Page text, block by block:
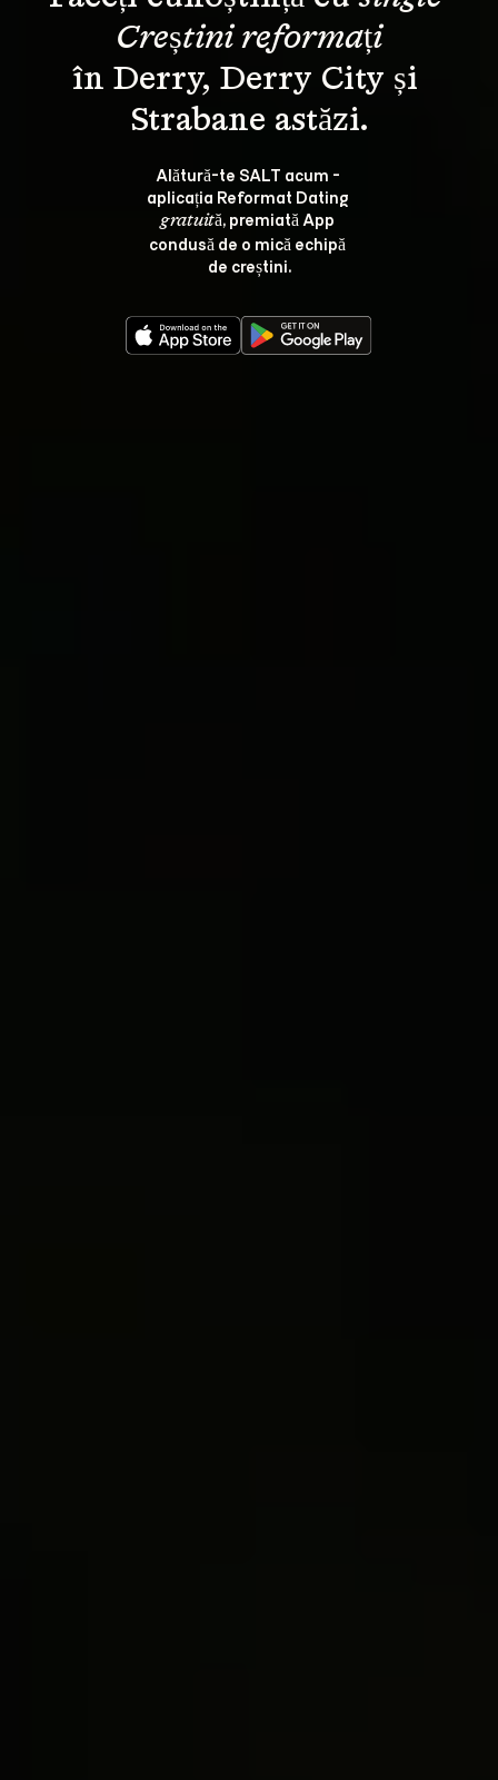
Creștini reformați
în Derry, Derry City și
Alătură-te SALT acum -
aplicația Reformat Dating
gratuită, premiată App
condusă de o mică echipă
de creștini.